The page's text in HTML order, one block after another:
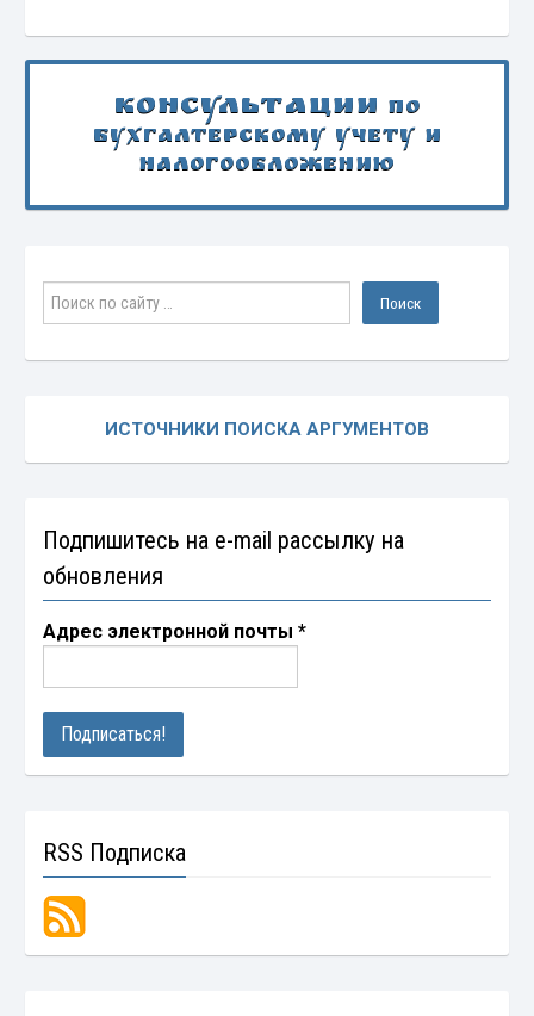
Консультации по
бухгалтерскому учету и
налогообложению
ИСТОЧНИКИ ПОИСКА АРГУМЕНТОВ
Подпишитесь на e-mail рассылку на
обновления
Адрес электронной почты*
RSS Подписка